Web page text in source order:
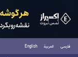
فارسی العربية English